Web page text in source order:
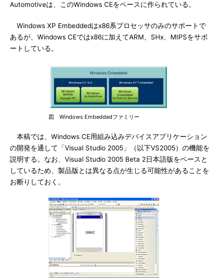
Automotiveは、このWindows CEをベースに作られている。
Windows XP Embeddedはx86系プロセッサのみのサポートで
あるが、Windows CEではx86に加えてARM、SHx、MIPSをサポ
ートしている。
図 Windows Embeddedファミリー
本稿では、Windows CE用組み込みデバイスアプリケーション
の開発を通して「Visual Studio 2005」（以下VS2005）の機能を
説明する。なお、Visual Studio 2005 Beta 2日本語版をベースと
しているため、製品版とは異なる点が生じる可能性があることを
お断りしておく。